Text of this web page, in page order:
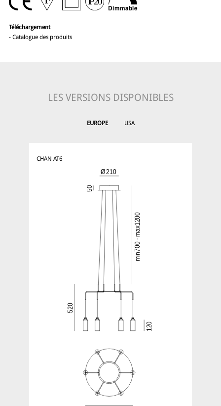
Téléchargement
- Catalogue des produits
LES VERSIONS DISPONIBLES
EUROPE USA
CHAN AT6